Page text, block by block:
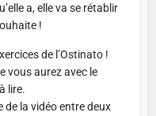
a, elle va se rétablir
!
de l’Ostinato !
vous aurez avec le
lire.
de la vidéo entre deux